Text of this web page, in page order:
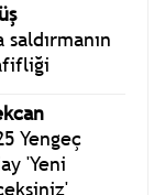
saldırmanın
Yengeç
'Yeni